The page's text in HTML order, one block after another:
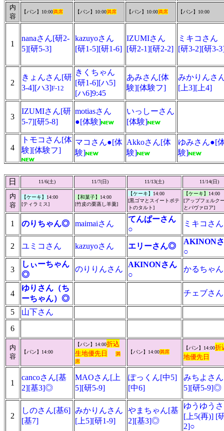
内
容
【パン】10:00満席 【パン】10:00満席 【パン】10:00満席 【パン】10:00
1
nanaさん[研2-
5][研5-3]
kazuyoさん
[研1-5][研1-6]
IZUMIさん
[研2-1][研2-2]
ミキコさん
[研3-2][研3-
2
きょんさん[研
3-4][ハ3]F-12
きくちゃん
[研1-6][ハ5]
[ハ6]9:45
あみさん[体
験][体験フ]
みかりんさ
[上3][上4]
3
IZUMIさん[研
5-7][研5-8]
motiasさん
●[体験]
いっしーさん
[体験]
4
トモコさん[体
験][体験フ]
マコさん●[体
験]
Akkoさん[体
験]
ゆみさん●[
験]
日 11/6(土) 11/7(日) 11/13(土) 11/14(日)
内
容
【ケーキ】 14:00
[ティラミス]
【和菓子】 14:00
[竹皮の栗蒸し羊羹]
【ケーキ】 14:00
[黒ゴマとスイートポテ
トのタルト]
【ケーキ】 14:00
[アップフェルク
とバヴァロア]
1 のりちゃん◎ maimaiさん
てんぱーさん
○
ミキコさん
2 ユミコさん kazuyoさん エリーさん◎
AKINON
○
3
しぃーちゃん
◎
のりりんさん
AKINONさん
○
かるちゃん
4
ゆりさん（ち
ーちゃん）◎
チェブさん
5
山下さん
6
内
容
【パン】14:00
【パン】14:00折込
生地優先日
満
席
【パン】14:00満席
【パン】14:00折
地優先日
1
cancoさん[基
2][基3]◎
MAOさん[上
5][研5-9]
ぽっくん[中5]
[中6]
みちよさ
5][研5-
2
しのさん[基6]
[基7]
みかりんさん
[上5][研1-9]
やまちゃん[基
2][基3]◎
ゆうゆう
[上5(再)] [
2]○